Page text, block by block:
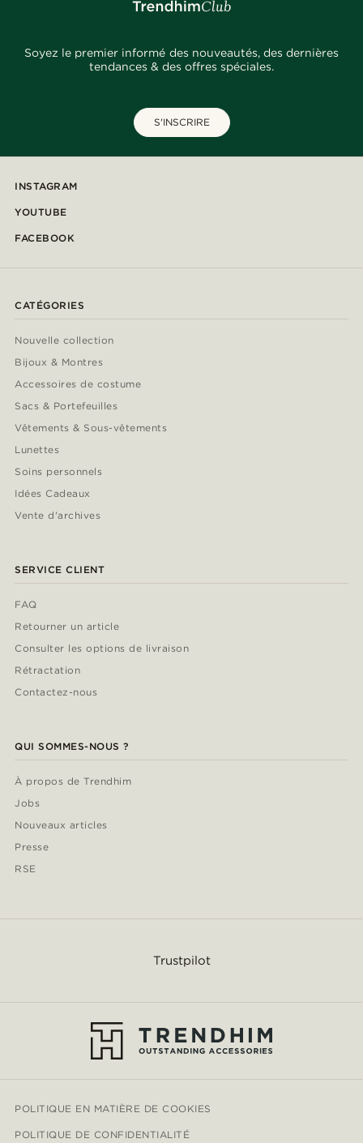
Soyez le premier informé des nouveautés, des dernières
tendances & des offres spéciales.
S'INSCRIRE
INSTAGRAM
YOUTUBE
FACEBOOK
CATÉGORIES
Nouvelle collection
Bijoux & Montres
Accessoires de costume
Sacs & Portefeuilles
Vêtements & Sous-vêtements
Lunettes
Soins personnels
Idées Cadeaux
Vente d'archives
SERVICE CLIENT
FAQ
Retourner un article
Consulter les options de livraison
Rétractation
Contactez-nous
QUI SOMMES-NOUS ?
À propos de Trendhim
Jobs
Nouveaux articles
Presse
RSE
Trustpilot
POLITIQUE EN MATIÈRE DE COOKIES
POLITIQUE DE CONFIDENTIALITÉ